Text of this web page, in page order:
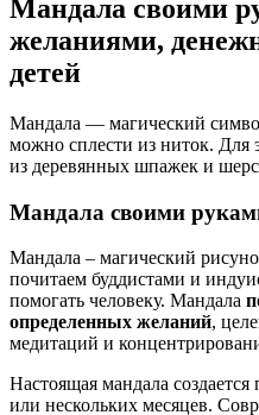
Мандала своими
желаниями,
детей
Мандала — магический
можно сплести из ниток. Для
из деревянных шпажек и
Мандала своими
Мандала – магический
почитаем буддистами и
помогать человеку. Мандала
определенных желаний,
медитаций и
Настоящая мандала
или нескольких месяцев.